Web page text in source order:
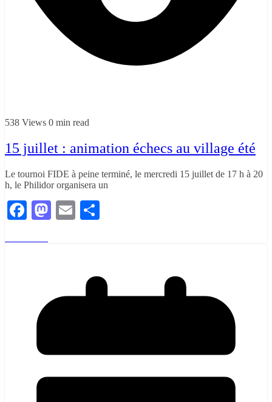
538 Views 0 min read
15 juillet : animation échecs au village été
Le tournoi FIDE à peine terminé, le mercredi 15 juillet de 17 h à 20
h, le Philidor organisera un
Facebook
Mastodon
Email